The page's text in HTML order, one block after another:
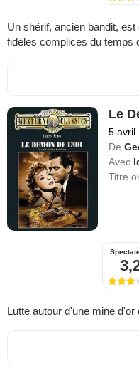
Un shérif, ancien bandit,
fidèles complices du temps
Le
5 avril
De
Avec
Titre
Lutte autour d'une mine